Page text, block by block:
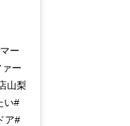
ー
ー
山梨
い#
ア#